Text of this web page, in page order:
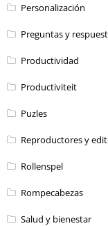
Personalización
Preguntas y
Productividad
Productiviteit
Puzles
Reproductores y
Rollenspel
Rompecabezas
Salud y bienestar